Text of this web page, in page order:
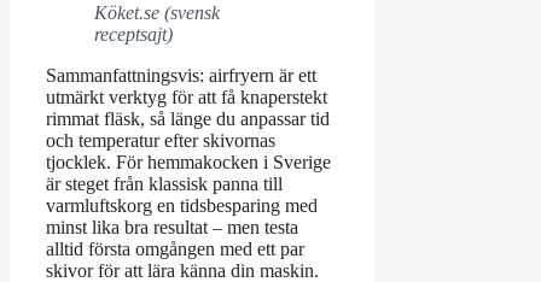
Köket.se (svensk
receptsajt)
Sammanfattningsvis: airfryern är ett
utmärkt verktyg för att få knaperstekt
rimmat fläsk, så länge du anpassar tid
och temperatur efter skivornas
tjocklek. För hemmakocken i Sverige
är steget från klassisk panna till
varmluftskorg en tidsbesparing med
minst lika bra resultat – men testa
alltid första omgången med ett par
skivor för att lära känna din maskin.